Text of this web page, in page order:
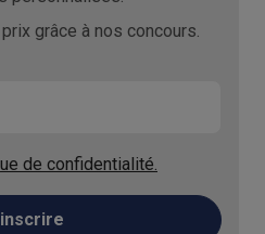
grâce à nos concours.
de confidentialité.